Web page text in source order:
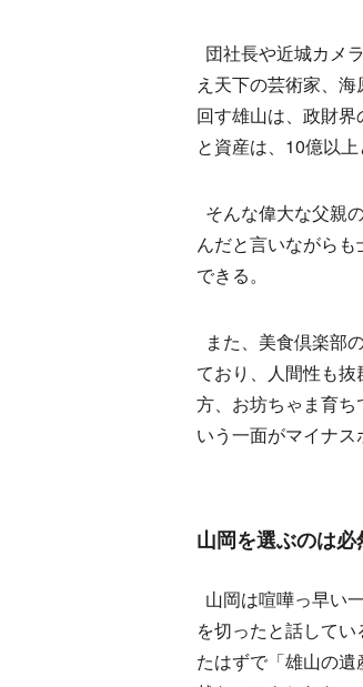
団社長や近城カメ
え天下の芸術家、
回す雄山は、政財
と資産は、10億以上
そんな偉大な父親
んだと言いながら
できる。
また、美食倶楽部
ており、人間性も
方、お坊ちゃま育
いう一面がマイナス
山岡を選ぶのは必
山岡は喧嘩っ早い
を切ったと話して
たはずで「雄山の